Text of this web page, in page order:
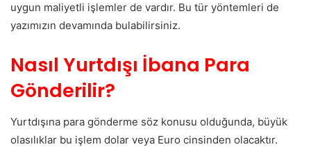
uygun maliyetli işlemler de vardır. Bu tür yöntemleri de
yazımızın devamında bulabilirsiniz.
Nasıl Yurtdışı İbana Para
Gönderilir?
Yurtdışına para gönderme söz konusu olduğunda, büyük
olasılıklar bu işlem dolar veya Euro cinsinden olacaktır.